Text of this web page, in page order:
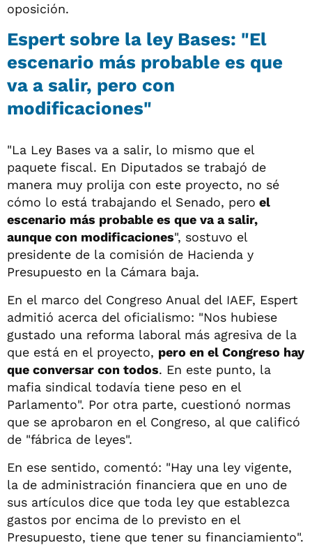
oposición.
Espert sobre la ley Bases: "El
escenario más probable es que
va a salir, pero con
modificaciones"
"La Ley Bases va a salir, lo mismo que el
paquete fiscal. En Diputados se trabajó de
manera muy prolija con este proyecto, no sé
cómo lo está trabajando el Senado, pero el
escenario más probable es que va a salir,
aunque con modificaciones", sostuvo el
presidente de la comisión de Hacienda y
Presupuesto en la Cámara baja.
En el marco del Congreso Anual del IAEF, Espert
admitió acerca del oficialismo: "Nos hubiese
gustado una reforma laboral más agresiva de la
que está en el proyecto, pero en el Congreso hay
que conversar con todos. En este punto, la
mafia sindical todavía tiene peso en el
Parlamento". Por otra parte, cuestionó normas
que se aprobaron en el Congreso, al que calificó
de "fábrica de leyes".
En ese sentido, comentó: "Hay una ley vigente,
la de administración financiera que en uno de
sus artículos dice que toda ley que establezca
gastos por encima de lo previsto en el
Presupuesto, tiene que tener su financiamiento".